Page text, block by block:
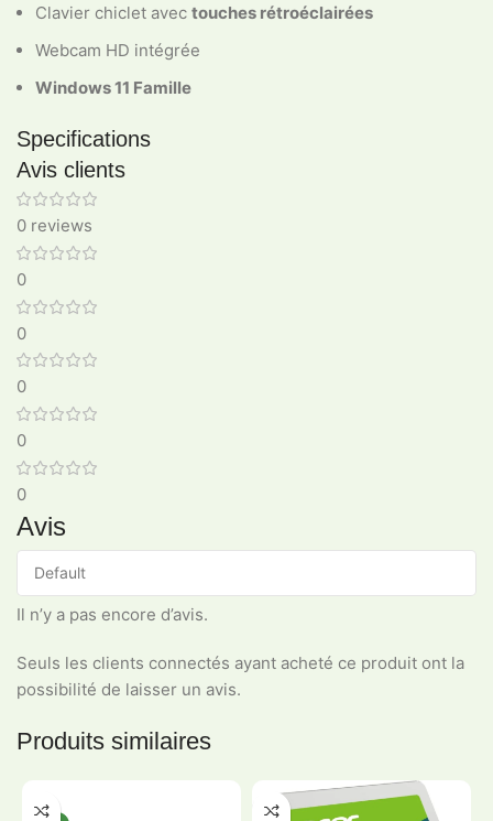
Clavier chiclet avec touches rétroéclairées
Webcam HD intégrée
Windows 11 Famille
Specifications
Avis clients
0 reviews
0
0
0
0
0
Avis
Il n’y a pas encore d’avis.
Seuls les clients connectés ayant acheté ce produit ont la
possibilité de laisser un avis.
Produits similaires
-5%